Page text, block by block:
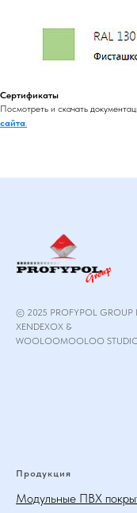
Сертификаты
Посмотреть и скачать
сайта.
© 2025 PROFYPOL GROUP
XENDEXOX &
WOOLOOMOOLOO
Продукция
Модульные ПВХ